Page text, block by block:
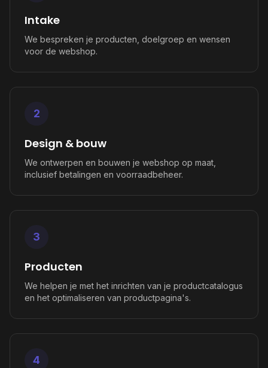
Intake
We bespreken je producten, doelgroep en wensen
voor de webshop.
2
Design & bouw
We ontwerpen en bouwen je webshop op maat,
inclusief betalingen en voorraadbeheer.
3
Producten
We helpen je met het inrichten van je productcatalogus
en het optimaliseren van productpagina's.
4